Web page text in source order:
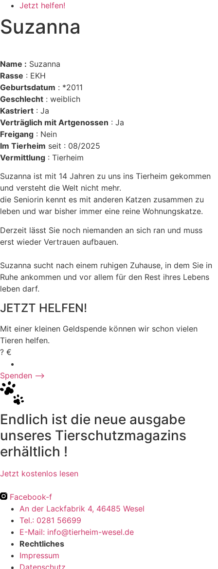
Jetzt helfen!
Suzanna
Name : Suzanna
Rasse : EKH
Geburtsdatum : *2011
Geschlecht : weiblich
Kastriert : Ja
Verträglich mit Artgenossen : Ja
Freigang : Nein
Im Tierheim seit : 08/2025
Vermittlung : Tierheim
Suzanna ist mit 14 Jahren zu uns ins Tierheim gekommen
und versteht die Welt nicht mehr.
die Seniorin kennt es mit anderen Katzen zusammen zu
leben und war bisher immer eine reine Wohnungskatze.
Derzeit lässt Sie noch niemanden an sich ran und muss
erst wieder Vertrauen aufbauen.
Suzanna sucht nach einem ruhigen Zuhause, in dem Sie in
Ruhe ankommen und vor allem für den Rest ihres Lebens
leben darf.
JETZT HELFEN!
Mit einer kleinen Geldspende können wir schon vielen
Tieren helfen.
? €
Spenden ⟶
Endlich ist die neue ausgabe
unseres Tierschutzmagazins
erhältlich !
Jetzt kostenlos lesen
Facebook-f
An der Lackfabrik 4, 46485 Wesel
Tel.: 0281 56699
E-Mail: info@tierheim-wesel.de
Rechtliches
Impressum